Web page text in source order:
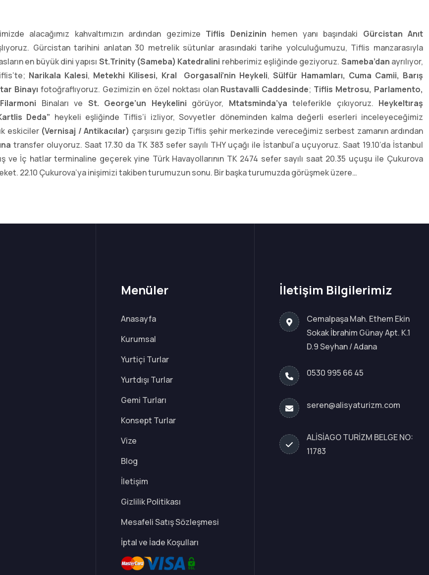
alacağımız kahvaltımızın ardından gezimize Tiflis Denizinin hemen yanı başındaki Gürcistan Anıt
Gürcistan tarihini anlatan 30 metrelik sütunlar arasındaki tarihe yolculuğumuzu, Tiflis manzarasıyla
en büyük dini yapısı St.Trinity (Sameba) Katedralini rehberimiz eşliğinde geziyoruz. Sameba’dan ayrılıyor,
Narikala Kalesi, Metekhi Kilisesi, Kral Gorgasali’nin Heykeli,Sülfür Hamamları, Cuma Camii, Barış
Binayı fotoğraflıyoruz. Gezimizin en özel noktası olan Rustavalli Caddesinde; Tiflis Metrosu, Parlamento,
Binaları ve St. George’un Heykelini görüyor, Mtatsminda’ya teleferikle çıkıyoruz. Heykeltıraş
Deda” heykeli eşliğinde Tiflis’i izliyor, Sovyetler döneminden kalma değerli eserleri inceleyeceğimiz
eskiciler (Vernisaj / Antikacılar) çarşısını gezip Tiflis şehir merkezinde vereceğimiz serbest zamanın ardından
transfer oluyoruz. Saat 17.30 da TK 383 sefer sayılı THY uçağı ile İstanbul’a uçuyoruz. Saat 19.10’da İstanbul
ve İç hatlar terminaline geçerek yine Türk Havayollarının TK 2474 sefer sayılı saat 20.35 uçuşu ile Çukurova
22.10 Çukurova’ya inişimizi takiben turumuzun sonu. Bir başka turumuzda görüşmek üzere…
Menüler
Anasayfa
Kurumsal
Yurtiçi Turlar
Yurtdışı Turlar
Gemi Turları
Konsept Turlar
Vize
Blog
İletişim
Gizlilik Politikası
Mesafeli Satış Sözleşmesi
İptal ve İade Koşulları
İletişim Bilgilerimiz
Cemalpaşa Mah. Ethem Ekin
Sokak İbrahim Günay Apt. K.1
D.9 Seyhan / Adana
0530 995 66 45
seren@alisyaturizm.com
ALİSİAGO TURİZM BELGE NO:
11783